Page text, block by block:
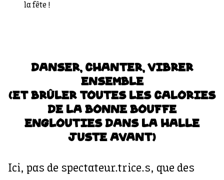
la fête !
DANSER, CHANTER, VIBRER
ENSEMBLE
(ET BRÛLER TOUTES LES CALORIES
DE LA BONNE BOUFFE
ENGLOUTIES DANS LA HALLE
JUSTE AVANT)
Ici, pas de spectateur.trice.s, que des